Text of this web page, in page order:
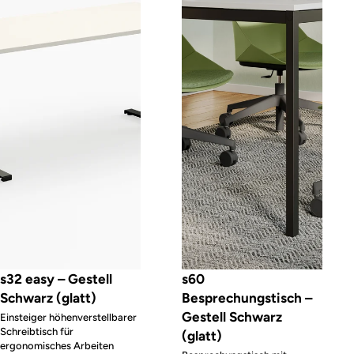
s32 easy – Gestell
Schwarz (glatt)
Einsteiger höhenverstellbarer
Schreibtisch für
ergonomisches Arbeiten
s60
Besprechungstisch –
Gestell Schwarz
(glatt)